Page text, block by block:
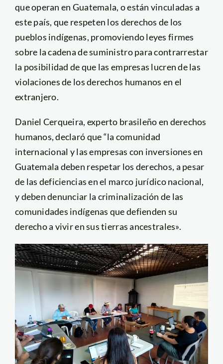
que operan en Guatemala, o están vinculadas a
este país, que respeten los derechos de los
pueblos indígenas, promoviendo leyes firmes
sobre la cadena de suministro para contrarrestar
la posibilidad de que las empresas lucren de las
violaciones de los derechos humanos en el
extranjero.
Daniel Cerqueira, experto brasileño en derechos
humanos, declaró que “la comunidad
internacional y las empresas con inversiones en
Guatemala deben respetar los derechos, a pesar
de las deficiencias en el marco jurídico nacional,
y deben denunciar la criminalización de las
comunidades indígenas que defienden su
derecho a vivir en sus tierras ancestrales».